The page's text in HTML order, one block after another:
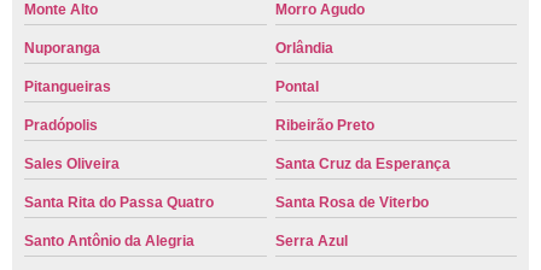
Monte Alto Morro Agudo
Nuporanga Orlândia
Pitangueiras Pontal
Pradópolis Ribeirão Preto
Sales Oliveira Santa Cruz da Esperança
Santa Rita do Passa Quatro Santa Rosa de Viterbo
Santo Antônio da Alegria Serra Azul